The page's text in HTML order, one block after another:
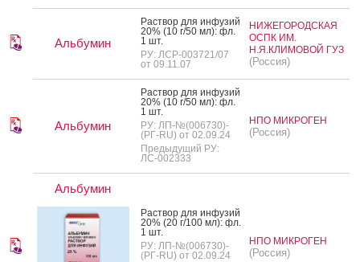
Альбумин
Рас­твор для ин­фу­зий
20% (10 г/50 мл): фл.
1 шт.
РУ: ЛСР-003721/07
от 09.11.07
НИЖЕГОРОДСКАЯ
ОСПК ИМ.
Н.Я.КЛИМОВОЙ ГУЗ
(Россия)
Альбумин
Рас­твор для ин­фу­зий
20% (10 г/50 мл): фл.
1 шт.
РУ: ЛП-№(006730)-
(РГ-RU) от 02.09.24
Предыдущий РУ:
ЛС-002333
НПО МИКРОГЕН
(Россия)
Альбумин
Рас­твор для ин­фу­зий
20% (20 г/100 мл): фл.
1 шт.
РУ: ЛП-№(006730)-
(РГ-RU) от 02.09.24
НПО МИКРОГЕН
(Россия)